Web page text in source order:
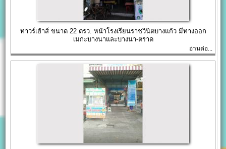
ทาวร์เฮ้าส์ ขนาด 22 ตรว. หน้าโรงเรียนราชวินิตบางแก้ว มีทางออก
เมกะบางนาและบางนา-ตราด
อ่านต่อ...